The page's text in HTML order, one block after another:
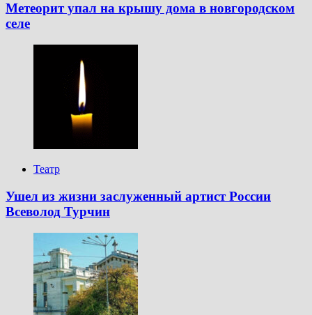
Метеорит упал на крышу дома в новгородском
селе
Театр
Ушел из жизни заслуженный артист России
Всеволод Турчин